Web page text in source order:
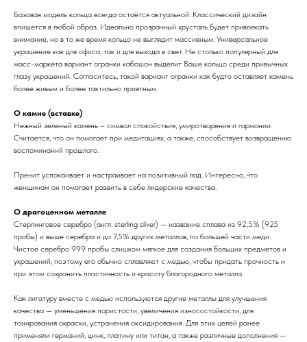
Базовая модель кольца всегда остаётся актуальной. Классический дизайн
впишется в любой образ. Идеально прозрачный хрусталь будет привлекать
внимание, но в то же время кольцо не выглядит массивным. Универсальное
украшение как для офиса, так и для выхода в свет. Не столько популярный для
масс-маркета вариант огранки кабошон выделит Ваше кольцо среди привычных
глазу украшений. Согласитесь, такой вариант огранки как будто оставляет камень
более живым и более тактильно приятным.
О камне (вставке)
Нежный зеленый камень – символ спокойствия, умиротворения и гармонии.
Считается, что он помогает при медитациях, а также, способствует возвращению
воспоминаний прошлого.
Пренит успокаивает и настраивает на позитивный лад. Интересно, что
женщинам он помогает развить в себе лидерские качества.
О драгоценном металле
Стерлинговое серебро (англ. sterling silver) — название сплава из 92,5% (925
пробы) и выше серебра и до 7,5% других металлов, по большей части меди.
Чистое серебро 999 пробы слишком мягкое для создания больших предметов и
украшений, поэтому его обычно сплавляют с медью, чтобы придать прочность и
при этом сохранить пластичность и красоту благородного металла.
Как лигатуру вместе с медью используются другие металлы для улучшения
качества — уменьшения пористости, увеличения износостойкости, для
тонирования окраски, устранения оксидирования. Для этих целей ранее
применяли германий, цинк, платину или титан, а также различные дополнения —